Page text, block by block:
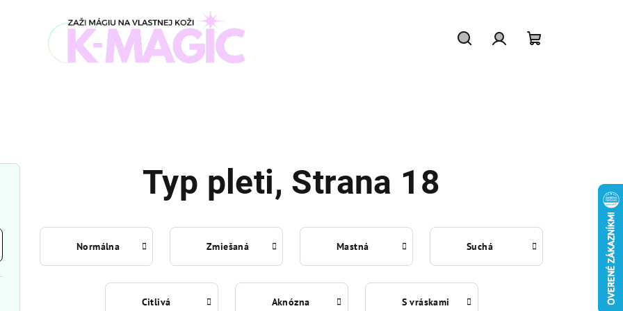
Typ pleti, Strana 18
Normálna Zmiešaná Mastná Suchá
Citlivá Aknózna S vráskami